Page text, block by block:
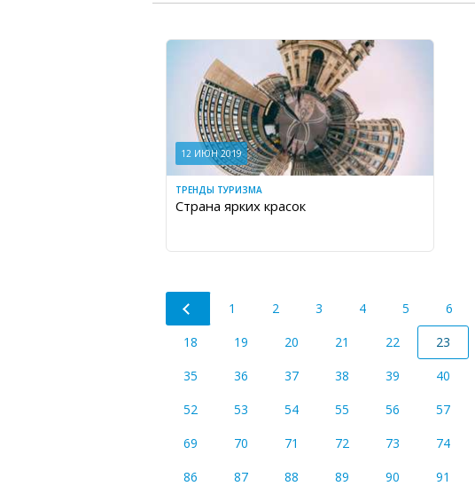
12 ИЮН 2019
ТРЕНДЫ ТУРИЗМА
Страна ярких красок
1 2 3 4 5 6
18
19 20 21 22 23
35
36 37 38 39 40
52
53 54 55 56 57
69
70 71 72 73 74
86
87 88 89 90 91